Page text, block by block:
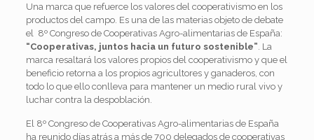
Una marca que refuerce los valores del cooperativismo en los
productos del campo. Es una de las materias objeto de debate
el 8º Congreso de Cooperativas Agro-alimentarias de España:
“Cooperativas, juntos hacia un futuro sostenible” . La
marca resaltará los valores propios del cooperativismo y que el
beneficio retorna a los propios agricultores y ganaderos, con
todo lo que ello conlleva para mantener un medio rural vivo y
luchar contra la despoblación.
El 8º Congreso de Cooperativas Agro-alimentarias de España
ha reunido días atrás a más de 700 delegados de cooperativas